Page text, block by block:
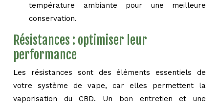
température ambiante pour une meilleure
conservation.
Résistances : optimiser leur
performance
Les résistances sont des éléments essentiels de
votre système de vape, car elles permettent la
vaporisation du CBD. Un bon entretien et une